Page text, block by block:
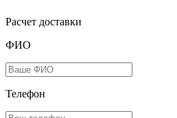
Расчет доставки
ФИО
Телефон